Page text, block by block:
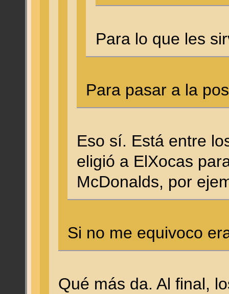
Para lo que les
Para pasar a la
Eso sí. Está entre
eligió a ElXocas
McDonalds, por
Si no me equivoco
Qué más da. Al final,